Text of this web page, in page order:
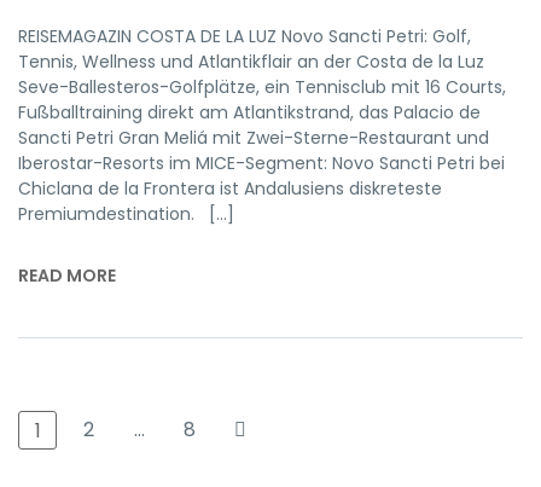
REISEMAGAZIN COSTA DE LA LUZ Novo Sancti Petri: Golf,
Tennis, Wellness und Atlantikflair an der Costa de la Luz
Seve-Ballesteros-Golfplätze, ein Tennisclub mit 16 Courts,
Fußballtraining direkt am Atlantikstrand, das Palacio de
Sancti Petri Gran Meliá mit Zwei-Sterne-Restaurant und
Iberostar-Resorts im MICE-Segment: Novo Sancti Petri bei
Chiclana de la Frontera ist Andalusiens diskreteste
Premiumdestination. […]
READ MORE
1 2 … 8